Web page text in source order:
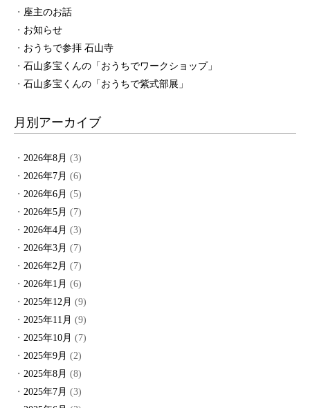
座主のお話
お知らせ
おうちで参拝 石山寺
石山多宝くんの「おうちでワークショップ」
石山多宝くんの「おうちで紫式部展」
月別アーカイブ
2026年8月 (3)
2026年7月 (6)
2026年6月 (5)
2026年5月 (7)
2026年4月 (3)
2026年3月 (7)
2026年2月 (7)
2026年1月 (6)
2025年12月 (9)
2025年11月 (9)
2025年10月 (7)
2025年9月 (2)
2025年8月 (8)
2025年7月 (3)